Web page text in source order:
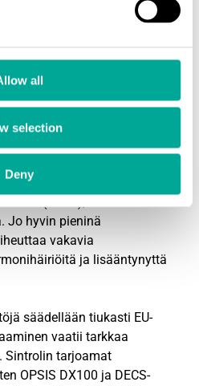
all
selection
Deny
myrkyllisiä orgaanisia
Ne kuuluvat
Jo hyvin pieninä
vakavia
ja lisääntynyttä
säädellään tiukasti EU-
vaatii tarkkaa
Sintrolin tarjoamat
OPSIS DX100 ja DECS-